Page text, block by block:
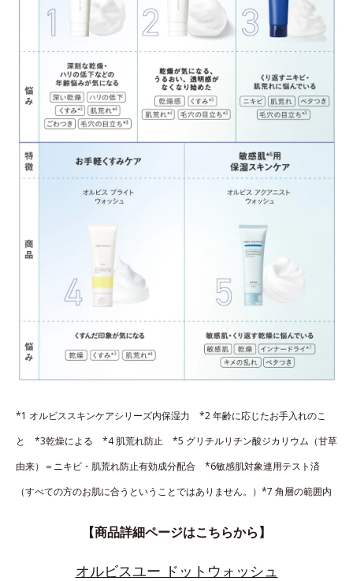
*1 オルビススキンケアシリーズ内保湿力 *2 年齢に応じたお手入れのこ
と *3乾燥による *4 肌荒れ防止 *5 グリチルリチン酸ジカリウム（甘草
由来）＝ニキビ・肌荒れ防止有効成分配合 *6敏感肌対象連用テスト済
（すべての方のお肌に合うということではありません。）*7 角層の範囲内
【商品詳細ページはこちらから】
オルビスユー ドットウォッシュ